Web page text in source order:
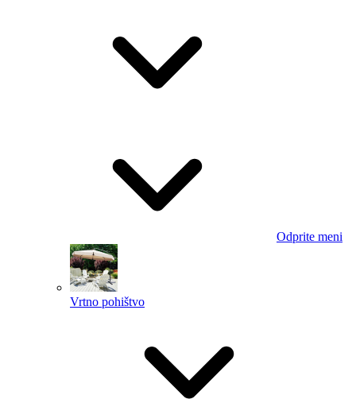
Odprite meni
Vrtno pohištvo